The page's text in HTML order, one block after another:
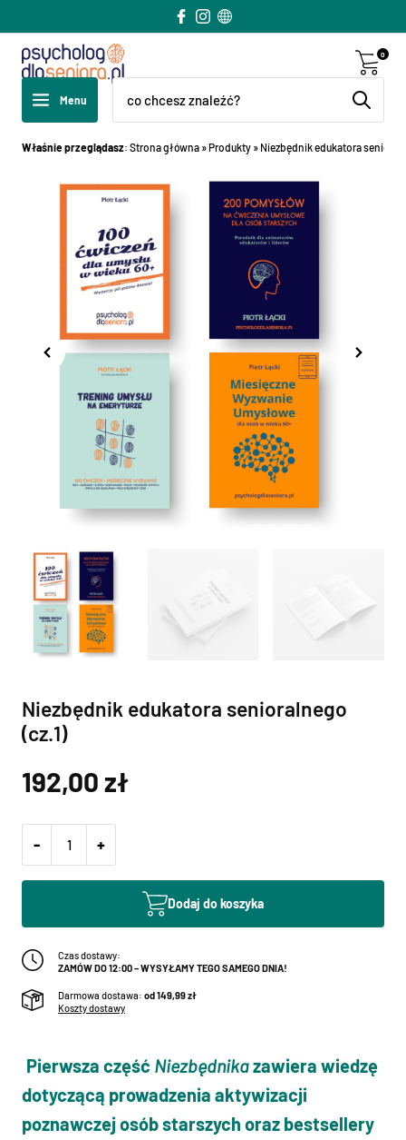
Menu
0
Właśnie przeglądasz: Strona główna »Produkty » Niezbędnik edukatora
Niezbędnik edukatora senioralnego
(cz.1)
192,00zł
- +
Dodaj do koszyka
Czas dostawy:
ZAMÓW DO 12:00 – WYSYŁAMY TEGO SAMEGO DNIA!
Darmowa dostawa: od 149,99 zł
Koszty dostawy
Pierwsza część Niezbędnikazawiera wiedzę
dotyczącą prowadzenia aktywizacji
poznawczej osób starszych oraz bestsellery